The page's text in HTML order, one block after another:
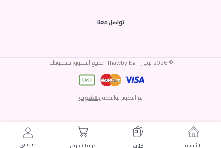
تواصل معنا
© 2026 ثوبي - Thawby.Eg. جميع الحقوق محفوظة.
تم التطوير بواسطةيلاشوب
الرئيسية فئات عربة التسوق صفحتى